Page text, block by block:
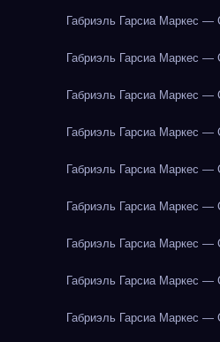
Габриэль Гарсиа Маркес —
Габриэль Гарсиа Маркес —
Габриэль Гарсиа Маркес —
Габриэль Гарсиа Маркес —
Габриэль Гарсиа Маркес —
Габриэль Гарсиа Маркес —
Габриэль Гарсиа Маркес —
Габриэль Гарсиа Маркес —
Габриэль Гарсиа Маркес —